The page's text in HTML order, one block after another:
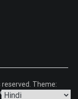
reserved. Theme:
.